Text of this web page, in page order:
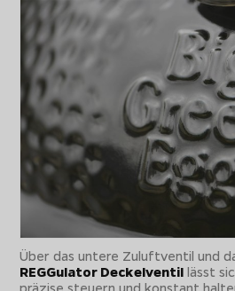
Über das untere Zuluftventil und
REGGulator Deckelventil lässt